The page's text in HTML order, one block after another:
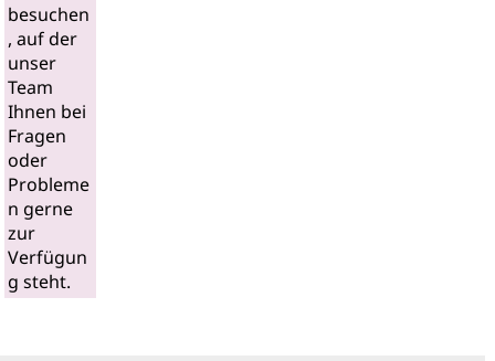
besuchen
, auf der
unser
Team
Ihnen bei
Fragen
oder
Probleme
n gerne
zur
Verfügun
g steht.